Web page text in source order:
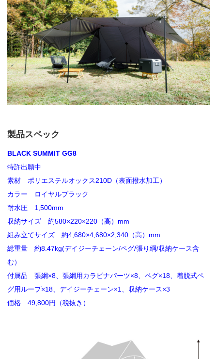
製品スペック
BLACK SUMMIT GG8
特許出願中
素材 ポリエステルオックス210D（表面撥水加工）
カラー ロイヤルブラック
耐水圧 1,500mm
収納サイズ 約580×220×220（高）mm
組み立てサイズ 約4,680×4,680×2,340（高）mm
総重量 約8.47kg(デイジーチェーン/ペグ/張り綱/収納ケース含
む）
付属品 張綱×8、張綱用カラビナパーツ×8、ペグ×18、着脱式ペ
グ用ループ×18、デイジーチェーン×1、収納ケース×3
価格 49,800円（税抜き）